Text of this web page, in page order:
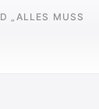
„ALLES MUSS